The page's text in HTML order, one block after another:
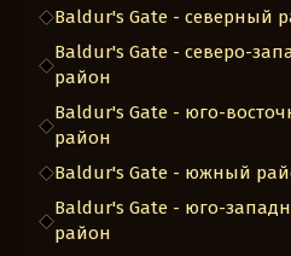
Baldur's Gate - северный
Baldur's Gate - северо-
район
Baldur's Gate - юго-
район
Baldur's Gate - южный
Baldur's Gate - юго-
район